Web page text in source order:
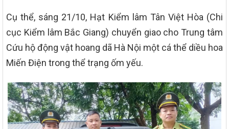
Cụ thể, sáng 21/10, Hạt Kiểm lâm Tân Việt Hòa (Chi
cục Kiểm lâm Bắc Giang) chuyển giao cho Trung tâm
Cứu hộ động vật hoang dã Hà Nội một cá thể diều hoa
Miến Điện trong thể trạng ốm yếu.